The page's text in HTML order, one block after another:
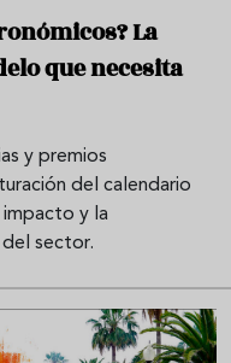
La
que necesita
y premios
del calendario
impacto y la
sector.